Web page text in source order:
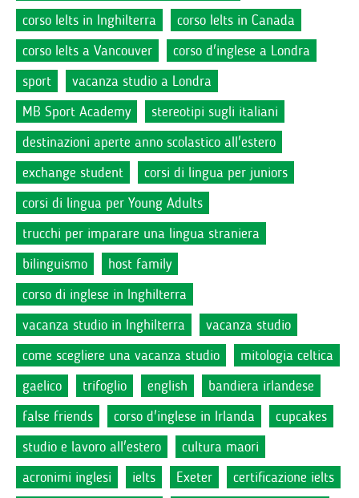
corso Ielts in Inghilterra
corso Ielts in Canada
corso Ielts a Vancouver
corso d'inglese a Londra
sport
vacanza studio a Londra
MB Sport Academy
stereotipi sugli italiani
destinazioni aperte anno scolastico all'estero
exchange student
corsi di lingua per juniors
corsi di lingua per Young Adults
trucchi per imparare una lingua straniera
bilinguismo
host family
corso di inglese in Inghilterra
vacanza studio in Inghilterra
vacanza studio
come scegliere una vacanza studio
mitologia celtica
gaelico
trifoglio english
bandiera irlandese
false friends
corso d'inglese in Irlanda
cupcakes
studio e lavoro all'estero
cultura maori
acronimi inglesi
ielts Exeter
certificazione ielts